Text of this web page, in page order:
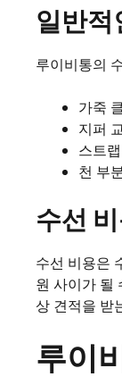
일반적
루이비통의
가죽
지퍼
스트
천 부
수선
수선 비용은
원 사이가 될
상 견적을 받
루이